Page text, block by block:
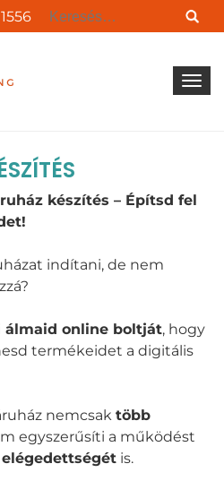
készítés – Építsd fel
indítani, de nem
álmaid online boltját, hogy
termékeidet a digitális
nemcsak több
egyszerűsíti a működést
is.